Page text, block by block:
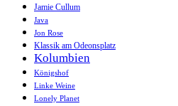
Jamie Cullum
Java
Jon Rose
Klassik am Odeonsplatz
Kolumbien
Königshof
Linke Weine
Lonely Planet